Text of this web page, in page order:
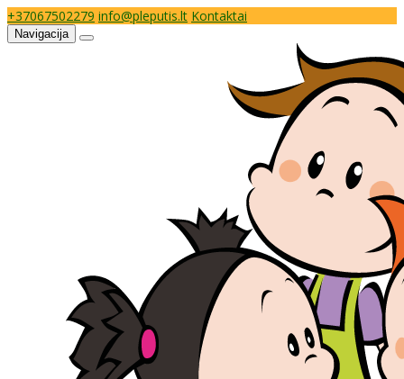
+37067502279 info@pleputis.lt Kontaktai
Navigacija